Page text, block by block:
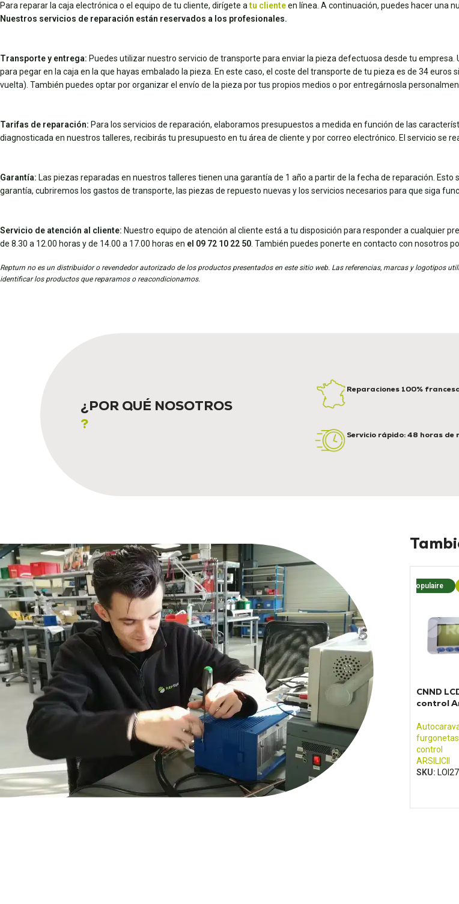
Para reparar la caja electrónica o el equipo de tu cliente, dirígete atu clienteen línea. A continuación, puedes hacer una
Nuestros servicios de reparación están reservados a los profesionales.
Transporte y entrega: Puedes utilizar nuestro servicio de transporte para enviar la pieza defectuosa desde tu
para pegar en la caja en la que hayas embalado la pieza. En este caso, el coste del transporte de tu pieza es de 34 euros
vuelta). También puedes optar por organizar el envío de la pieza por tus propios medios o por entregárnosla
Tarifas de reparación: Para los servicios de reparación, elaboramos presupuestos a medida en función de las
diagnosticada en nuestros talleres, recibirás tu presupuesto en tu área de cliente y por correo electrónico. El servicio se
Garantía: Las piezas reparadas en nuestros talleres tienen una garantía de 1 año a partir de la fecha de reparación.
garantía, cubriremos los gastos de transporte, las piezas de repuesto nuevas y los servicios necesarios para que siga
Servicio de atención al cliente: Nuestro equipo de atención al cliente está a tu disposición para responder a cualquier
de 8.30 a 12.00 horas y de 14.00 a 17.00 horas en el 09 72 10 22 50 . También puedes ponerte en contacto con nosotros
Repturn no es un distribuidor o revendedor autorizado de los productos presentados en este sitio web. Las referencias, marcas y logotipos
identificar los productos que reparamos o reacondicionamos.
¿POR QUÉ NOSOTROS
?
Reparaciones 100%
Servicio rápido: 48 horas de
Populaire
CNND
control
furgonetas
control
ARSILICII
SKU: